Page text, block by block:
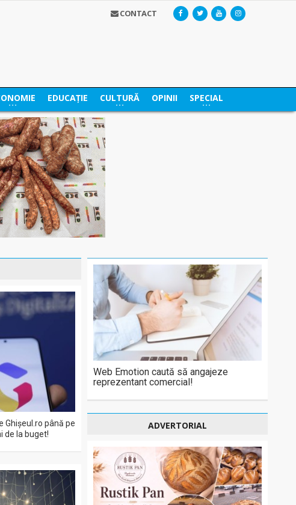
CONTACT
EDUCAȚIE CULTURĂ OPINII SPECIAL
Ghişeul.ro până pe
de la buget!
Web Emotion caută să angajeze
reprezentant comercial!
ADVERTORIAL